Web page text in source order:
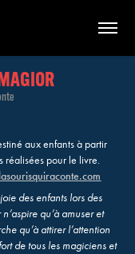
aux enfants à partir
réalisées pour le livre.
des enfants lors des
qu’à amuser et
qu’à attirer l’attention
de tous les magiciens et